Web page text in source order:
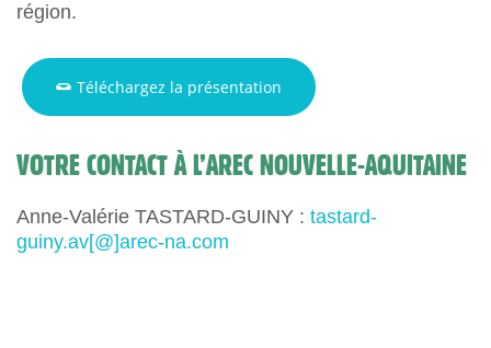
région.
Téléchargez la présentation
VOTRE CONTACT À L’AREC NOUVELLE-AQUITAINE
Anne-Valérie TASTARD-GUINY : tastard-
guiny.av[@]arec-na.com